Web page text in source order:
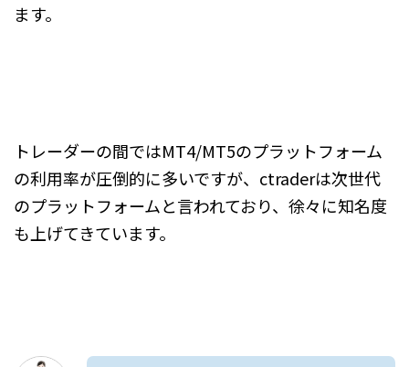
ます。
トレーダーの間ではMT4/MT5のプラットフォーム
の利用率が圧倒的に多いですが、ctraderは次世代
のプラットフォームと言われており、徐々に知名度
も上げてきています。